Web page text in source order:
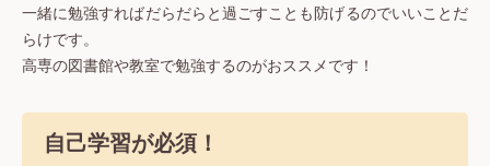
一緒に勉強すればだらだらと過ごすことも防げるのでいいことだ
らけです。
高専の図書館や教室で勉強するのがおススメです！
自己学習が必須！